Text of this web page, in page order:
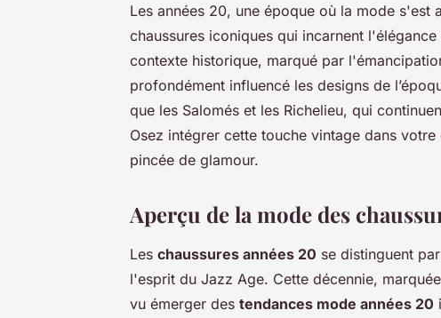
Les années 20, une époque où la mode
chaussures iconiques qui incarnent
contexte historique, marqué par
profondément influencé les designs de
que les Salomés et les Richelieu, qui
Osez intégrer cette touche vintage dans
pincée de glamour.
Aperçu de la mode des
Les chaussures années 20 se distinguent
l'esprit du Jazz Age. Cette décennie,
vu émerger des tendances mode années 20